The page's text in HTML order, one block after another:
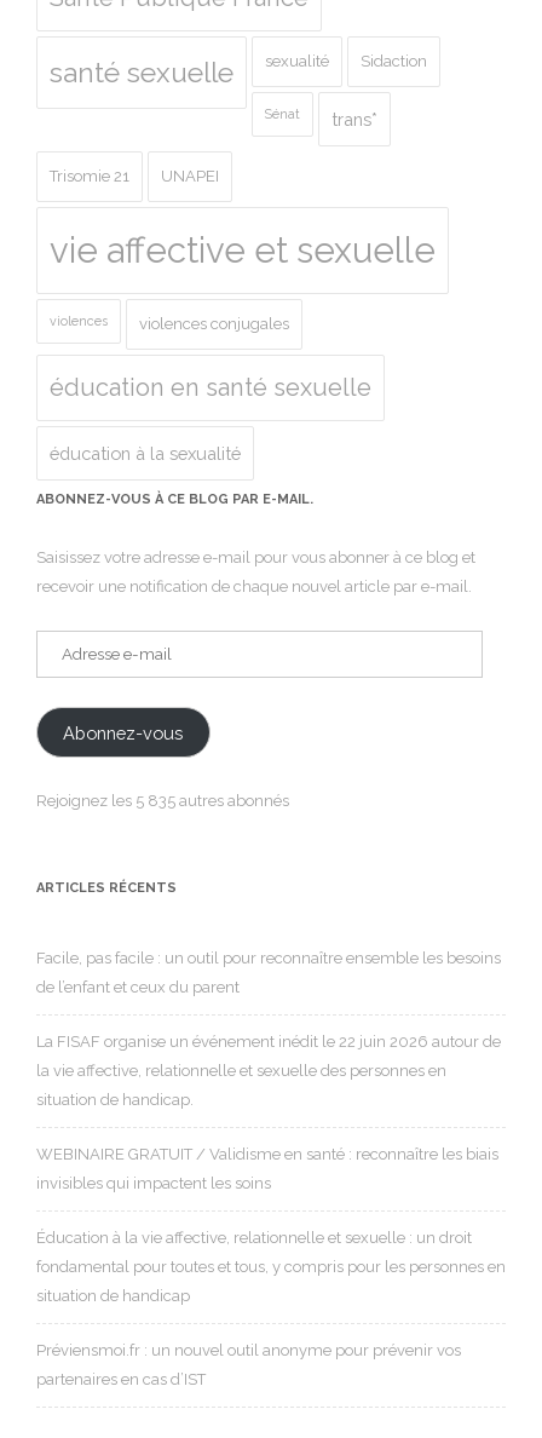
santé sexuelle sexualité Sidaction
Sénat trans*
Trisomie 21 UNAPEI
vie affective et sexuelle
violences violences conjugales
éducation en santé sexuelle
éducation à la sexualité
ABONNEZ-VOUS À CE BLOG PAR E-MAIL.
Saisissez votre adresse e-mail pour vous abonner à ce blog et
recevoir une notification de chaque nouvel article par e-mail.
Abonnez-vous
Rejoignez les 5 835 autres abonnés
ARTICLES RÉCENTS
Facile, pas facile : un outil pour reconnaître ensemble les besoins
de l’enfant et ceux du parent
La FISAF organise un événement inédit le 22 juin 2026 autour de
la vie affective, relationnelle et sexuelle des personnes en
situation de handicap.
WEBINAIRE GRATUIT / Validisme en santé : reconnaître les biais
invisibles qui impactent les soins
Éducation à la vie affective, relationnelle et sexuelle : un droit
fondamental pour toutes et tous, y compris pour les personnes en
situation de handicap
Préviensmoi.fr : un nouvel outil anonyme pour prévenir vos
partenaires en cas d’IST